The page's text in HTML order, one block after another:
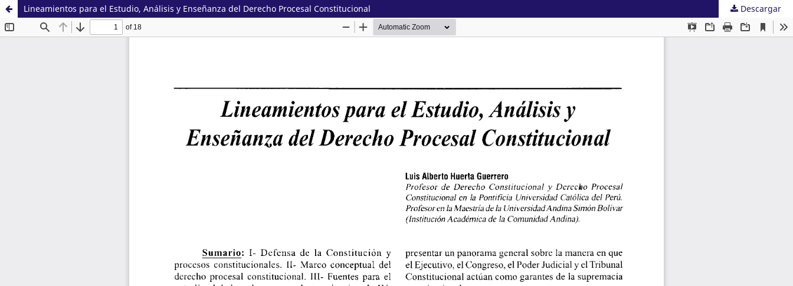
Lineamientos para el Estudio, Análisis y Enseñanza del Derecho Procesal Constitucional Descargar